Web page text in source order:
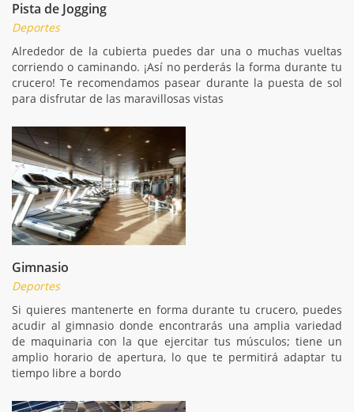
Pista de Jogging
Deportes
Alrededor de la cubierta puedes dar una o muchas vueltas
corriendo o caminando. ¡Así no perderás la forma durante tu
crucero! Te recomendamos pasear durante la puesta de sol
para disfrutar de las maravillosas vistas
Gimnasio
Deportes
Si quieres mantenerte en forma durante tu crucero, puedes
acudir al gimnasio donde encontrarás una amplia variedad
de maquinaria con la que ejercitar tus músculos; tiene un
amplio horario de apertura, lo que te permitirá adaptar tu
tiempo libre a bordo